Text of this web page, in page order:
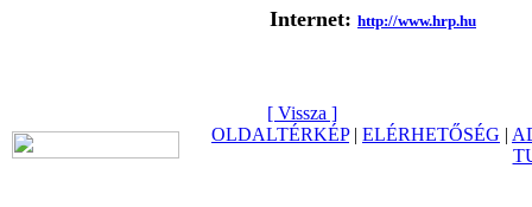
Internet: http://www.hrp.hu
[ Vissza ]
OLDALTÉRKÉP| ELÉRHETŐSÉG |